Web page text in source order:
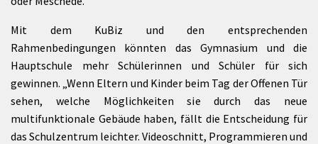
Mit dem KuBiz und den entsprechenden
Rahmenbedingungen könnten das Gymnasium und die
Hauptschule mehr Schülerinnen und Schüler für sich
gewinnen. „Wenn Eltern und Kinder beim Tag der Offenen Tür
sehen, welche Möglichkeiten sie durch das neue
multifunktionale Gebäude haben, fällt die Entscheidung für
das Schulzentrum leichter. Videoschnitt, Programmieren und